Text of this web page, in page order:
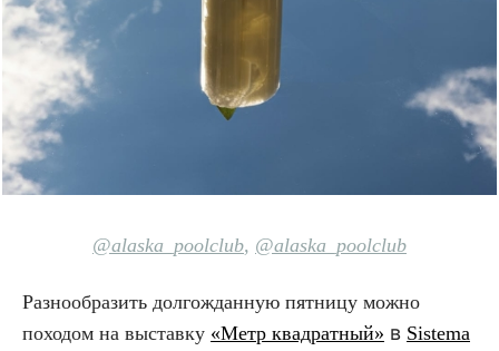
@alaska_poolclub, @alaska_poolclub
Разнообразить долгожданную пятницу можно
походом на выставку «Метр квадратный» в Sistema